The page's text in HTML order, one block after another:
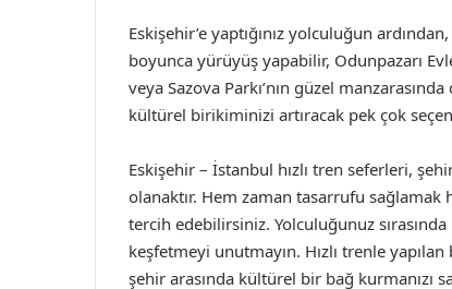
Eskişehir’e yaptığınız yolculuğun
boyunca yürüyüş yapabilir, Odunpazarı
veya Sazova Parkı’nın güzel
kültürel birikiminizi artıracak pek çok
Eskişehir – İstanbul hızlı tren seferleri,
olanaktır. Hem zaman tasarrufu
tercih edebilirsiniz. Yolculuğunuz
keşfetmeyi unutmayın. Hızlı trenle
şehir arasında kültürel bir bağ kurmanızı